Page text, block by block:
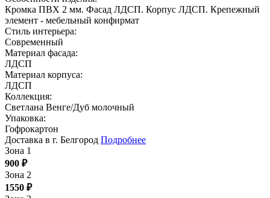
Кромка ПВХ 2 мм. Фасад ЛДСП. Корпус ЛДСП. Крепежный
элемент - мебельный конфирмат
Стиль интерьера:
Современный
Материал фасада:
ЛДСП
Материал корпуса:
ЛДСП
Коллекция:
Светлана Венге/Дуб молочный
Упаковка:
Гофрокартон
Доставка в г. Белгород Подробнее
Зона 1
900 ₽
Зона 2
1550 ₽